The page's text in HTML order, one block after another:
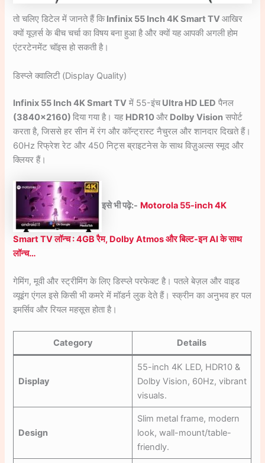
तो चलिए डिटेल में जानते हैं किInfinix 55 Inch 4K Smart TVआखिर
क्यों यूज़र्स के बीच चर्चा का विषय बना हुआ है और क्यों यह आपकी अगली होम
एंटरटेनमेंट चॉइस हो सकती है।
डिस्प्ले क्वालिटी (Display Quality)
Infinix 55 Inch 4K Smart TV में 55-इंचUltra HD LED पैनल
(3840×2160)दिया गया है। यह HDR10और Dolby Vision सपोर्ट
करता है, जिससे हर सीन में रंग और कॉन्ट्रास्ट नैचुरल और शानदार दिखते हैं।
60Hz रिफ्रेश रेट और 450 निट्स ब्राइटनेस के साथ विज़ुअल्स स्मूद और
क्लियर हैं।
इसे भी पढ़े:- Motorola 55-inch 4K
Smart TV लॉन्च : 4GB रैम, Dolby Atmos और बिल्ट-इन AI के साथ
लॉन्च…
गेमिंग, मूवी और स्ट्रीमिंग के लिए डिस्प्ले परफेक्ट है। पतले बेज़ल और वाइड
व्यूइंग एंगल इसे किसी भी कमरे में मॉडर्न लुक देते हैं। स्क्रीन का अनुभव हर पल
इमर्सिव और रियल महसूस होता है।
Category Details
Display
55-inch 4K LED, HDR10 &
Dolby Vision, 60Hz, vibrant
visuals.
Design
Slim metal frame, modern
look, wall-mount/table-
friendly.